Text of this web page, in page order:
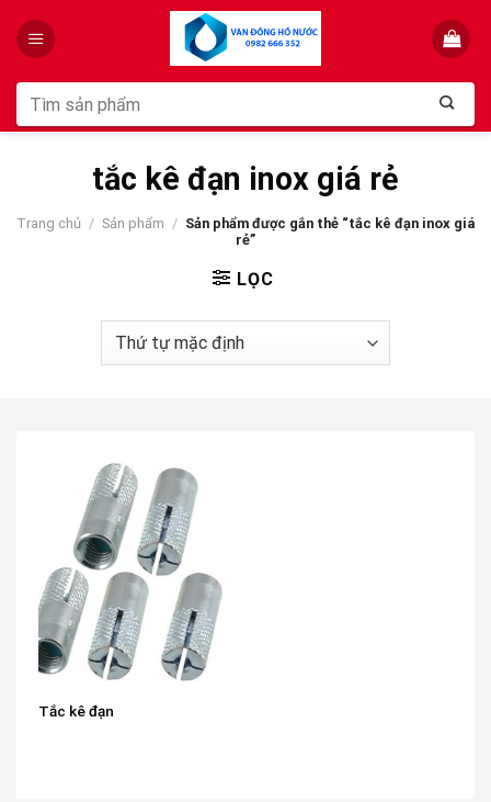
Tìm
kiếm:
tắc kê đạn inox giá rẻ
Trang chủ / Sản phẩm / Sản phẩm được gắn thẻ “tắc kê đạn inox giá
rẻ”
LỌC
Tắc kê đạn